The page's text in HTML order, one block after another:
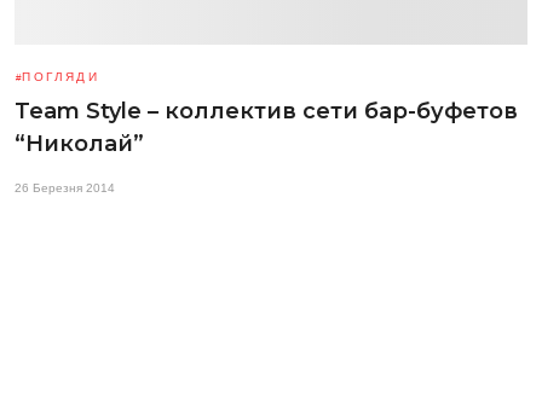
ПОГЛЯДИ
Team Style – коллектив сети бар-буфетов
“Николай”
26 Березня 2014